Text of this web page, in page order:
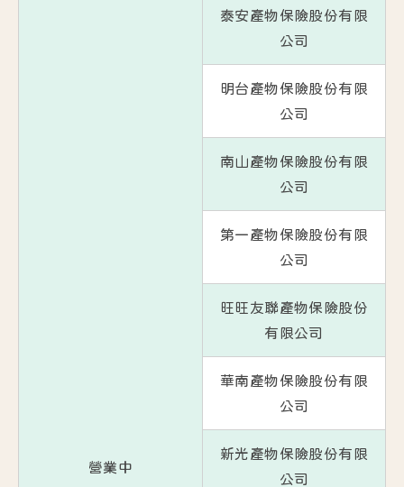
營業中
泰安產物保險股份有限
公司
明台產物保險股份有限
公司
南山產物保險股份有限
公司
第一產物保險股份有限
公司
旺旺友聯產物保險股份
有限公司
華南產物保險股份有限
公司
新光產物保險股份有限
公司